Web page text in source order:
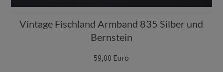
Vintage Fischland Armband 835 Silber und
Bernstein
59,00 Euro